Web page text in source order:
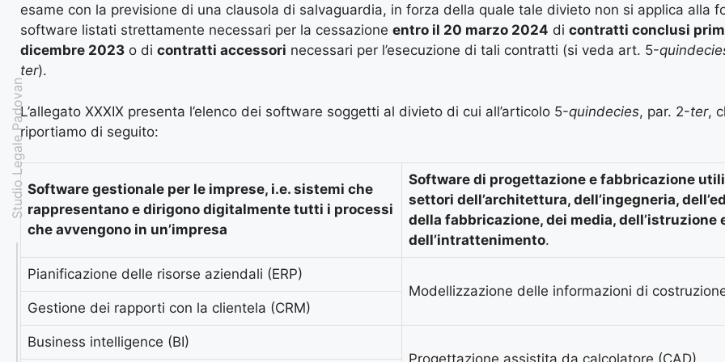
Studio Legale Padovan
esame con la previsione di una clausola di salvaguardia, in forza della quale tale divieto non si applica alla
software listati strettamente necessari per la cessazione entro il 20 marzo 2024 di contratti conclusi
dicembre 2023 o di contratti accessori necessari per l’esecuzione di tali contratti (si veda art. 5-
ter).
L’allegato XXXIX presenta l’elenco dei software soggetti al divieto di cui all’articolo 5-quindecies, par. 2-ter,
riportiamo di seguito:
Software gestionale per le imprese, i.e. sistemi che
rappresentano e dirigono digitalmente tutti i processi
che avvengono in un’impresa
Software di progettazione e fabbricazione
settori dell’architettura, dell’ingegneria,
della fabbricazione, dei media, dell’istruzione
dell’intrattenimento.
Pianificazione delle risorse aziendali (ERP)
Modellizzazione delle informazioni di
Gestione dei rapporti con la clientela (CRM)
Business intelligence (BI)